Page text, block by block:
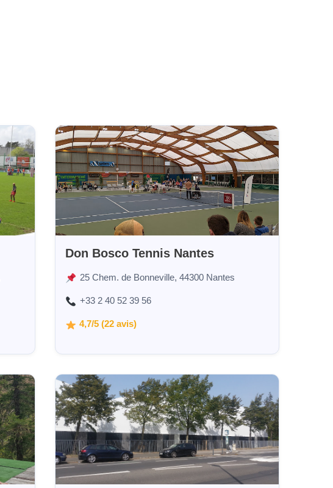
Don Bosco Tennis Nantes
25 Chem. de Bonneville, 44300 Nantes
+33 2 40 52 39 56
4,7/5 (22 avis)